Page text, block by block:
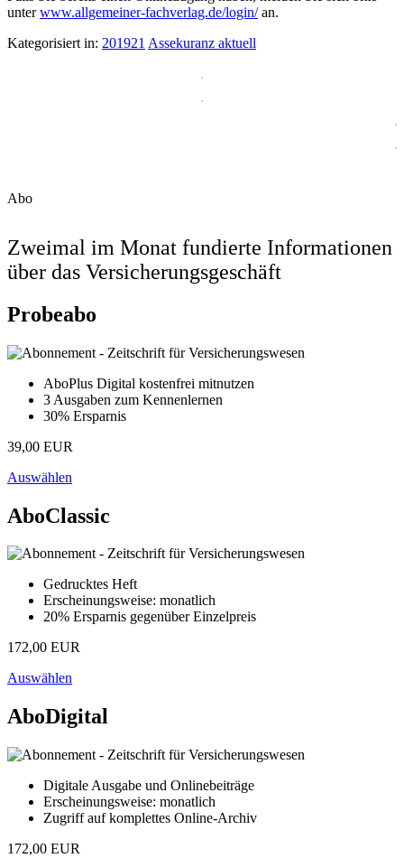
unterwww.allgemeiner-fachverlag.de/login/an.
Kategorisiert in: 201921 Assekuranz aktuell
Abo
Zweimal im Monat fundierte Informationen
über das Versicherungsgeschäft
Probeabo
AboPlus Digital kostenfrei mitnutzen
3 Ausgaben zum Kennenlernen
30% Ersparnis
39,00 EUR
Auswählen
AboClassic
Gedrucktes Heft
Erscheinungsweise: monatlich
20% Ersparnis gegenüber Einzelpreis
172,00 EUR
Auswählen
AboDigital
Digitale Ausgabe und Onlinebeiträge
Erscheinungsweise: monatlich
Zugriff auf komplettes Online-Archiv
172,00 EUR